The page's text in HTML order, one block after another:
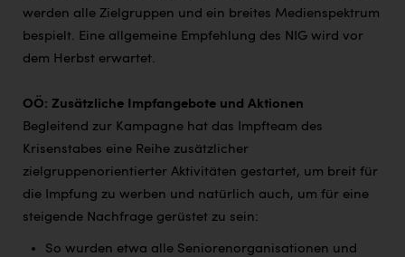
werden alle Zielgruppen und ein breites Medienspektrum
bespielt. Eine allgemeine Empfehlung des NIG wird vor
dem Herbst erwartet.
OÖ: Zusätzliche Impfangebote und Aktionen
Begleitend zur Kampagne hat das Impfteam des
Krisenstabes eine Reihe zusätzlicher
zielgruppenorientierter Aktivitäten gestartet, um breit für
die Impfung zu werben und natürlich auch, um für eine
steigende Nachfrage gerüstet zu sein:
So wurden etwa alle Seniorenorganisationen und